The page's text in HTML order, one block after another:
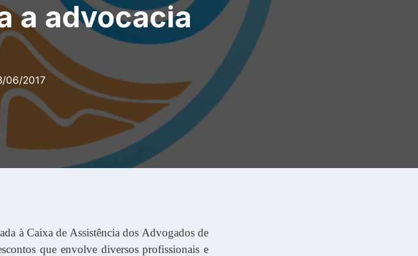
a advocacia
06/2017
à Caixa de Assistência dos Advogados de
que envolve diversos profissionais e